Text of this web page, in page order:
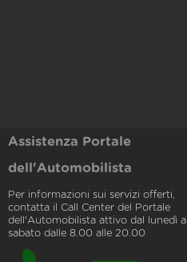
Assistenza Portale
dell'Automobilista
Per informazioni sui servizi offerti,
contatta il Call Center del Portale
dell'Automobilista attivo dal lunedì al
sabato dalle 8.00 alle 20.00